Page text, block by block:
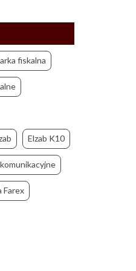
fiskalna
Elzab K10
Farex